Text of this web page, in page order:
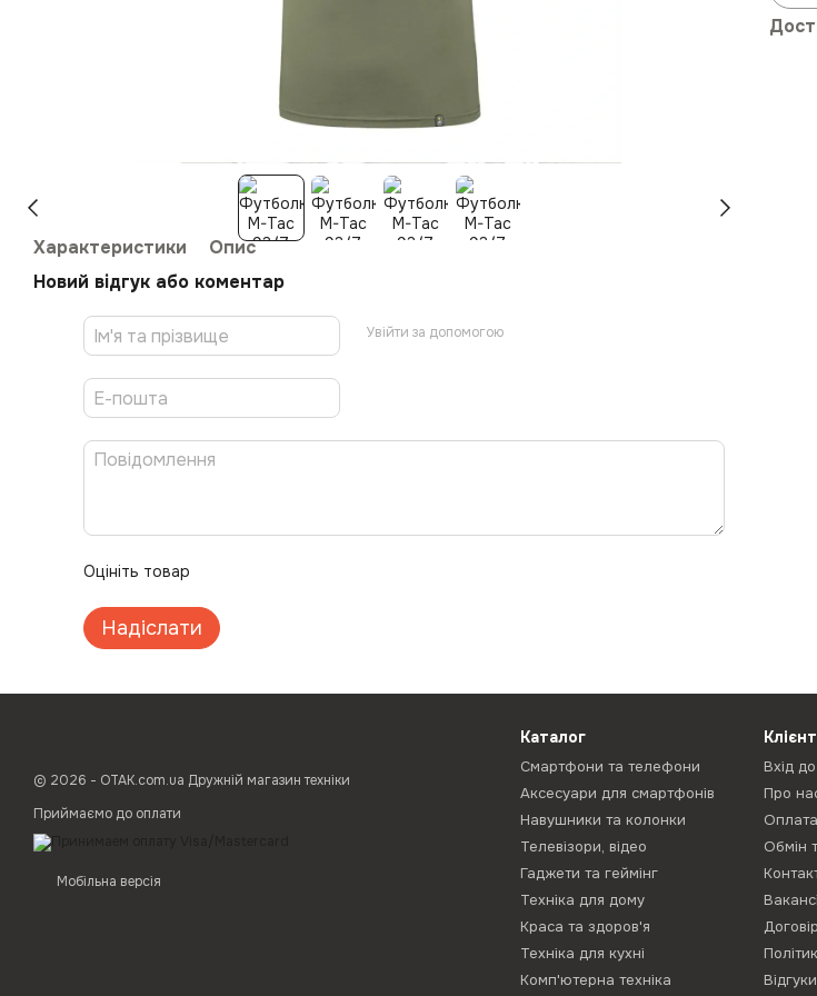
Характеристики
Опис
Новий відгук або коментар
Увійти за допомогою
Оцініть товар
Надіслати
© 2026 - ОТАК.com.ua Дружній магазин техніки
Приймаємо до оплати
Мобільна версія
Каталог
Смартфони та телефони
Аксесуари для смартфонів
Навушники та колонки
Телевізори, відео
Гаджети та геймінг
Техніка для дому
Краса та здоров'я
Техніка для кухні
Комп'ютерна техніка
Вхід
Про
Обмін